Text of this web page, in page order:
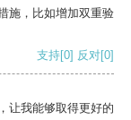
施，比如增加双重验
支持[0] 反对[0]
让我能够取得更好的